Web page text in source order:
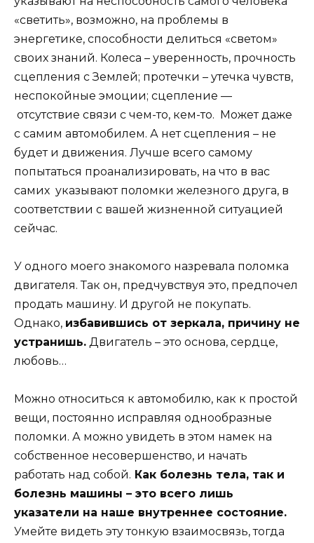
«светить», возможно, на проблемы в
энергетике, способности делиться «светом»
своих знаний. Колеса – уверенность, прочность
сцепления с Землей; протечки – утечка чувств,
неспокойные эмоции; сцепление —
отсутствие связи с чем-то, кем-то. Может даже
с самим автомобилем. А нет сцепления – не
будет и движения. Лучше всего самому
попытаться проанализировать, на что в вас
самих указывают поломки железного друга, в
соответствии с вашей жизненной ситуацией
сейчас.
У одного моего знакомого назревала поломка
двигателя. Так он, предчувствуя это, предпочел
продать машину. И другой не покупать.
Однако, избавившись от зеркала, причину не
устранишь. Двигатель – это основа, сердце,
любовь…
Можно относиться к автомобилю, как к простой
вещи, постоянно исправляя однообразные
поломки. А можно увидеть в этом намек на
собственное несовершенство, и начать
работать над собой. Как болезнь тела, так и
болезнь машины – это всего лишь
указатели на наше внутреннее состояние.
Умейте видеть эту тонкую взаимосвязь, тогда